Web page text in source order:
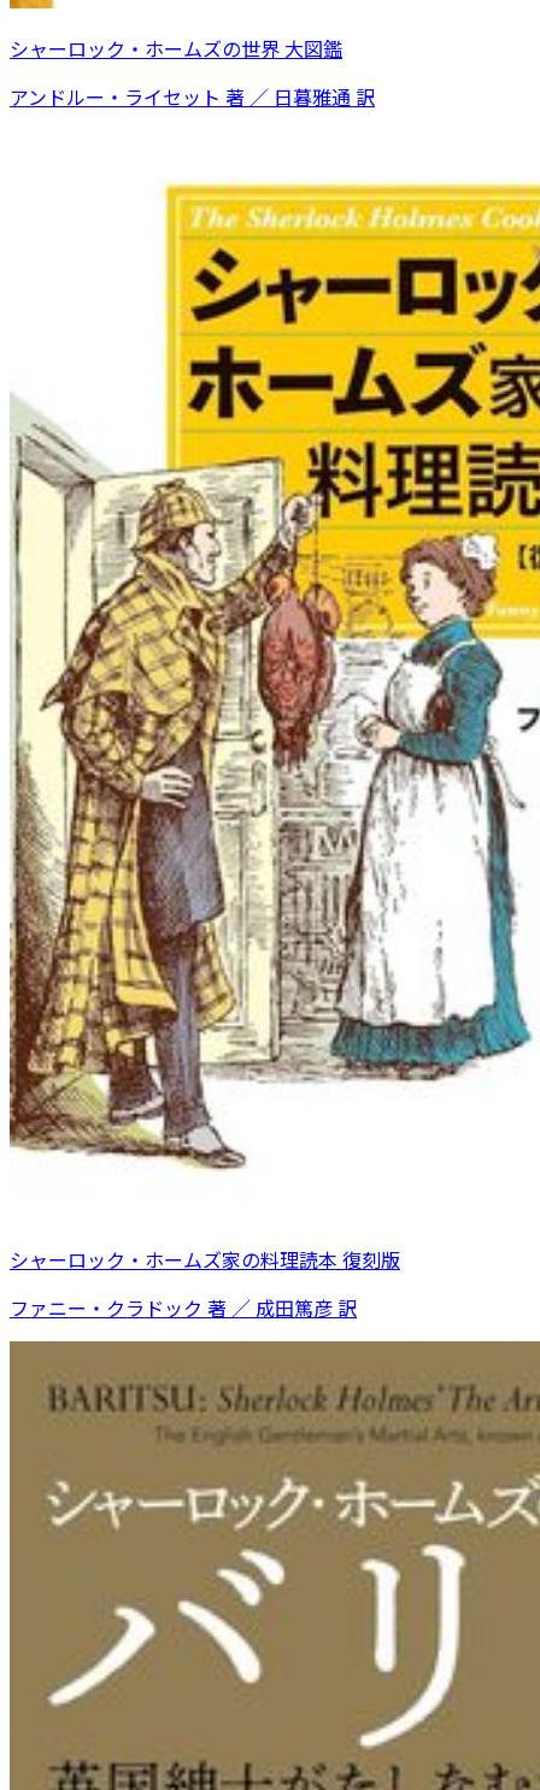
シャーロック・ホームズの世界 大図鑑
アンドルー・ライセット 著 ／ 日暮雅通 訳
シャーロック・ホームズ家の料理読本 復刻版
ファニー・クラドック 著 ／ 成田篤彦 訳